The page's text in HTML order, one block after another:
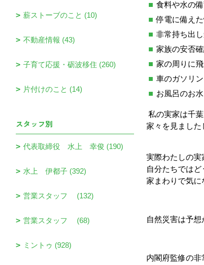
食料や水の
停電に備え
非常持ち出
家族の安否
家の周りに
車のガソリ
お風呂のお
私の実家は千
家々を見ました
実際わたしの実
自分たちではど
家まわりで気に
自然災害は予
内閣府監修の非
薪ストーブのこと (10)
不動産情報 (43)
子育て応援・砺波移住 (260)
片付けのこと (14)
スタッフ別
代表取締役 水上 幸俊 (190)
水上 伊都子 (392)
営業スタッフ (132)
営業スタッフ (68)
ミントゥ (928)